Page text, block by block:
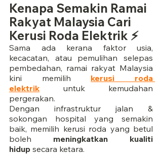
Kenapa Semakin Ramai
Rakyat Malaysia Cari
Kerusi Roda Elektrik ⚡
Sama ada kerana faktor usia,
kecacatan, atau pemulihan selepas
pembedahan, ramai rakyat Malaysia
kini memilih kerusi roda
elektrik untuk kemudahan
pergerakan.
Dengan infrastruktur jalan &
sokongan hospital yang semakin
baik, memilih kerusi roda yang betul
boleh meningkatkan kualiti
hidup secara ketara.